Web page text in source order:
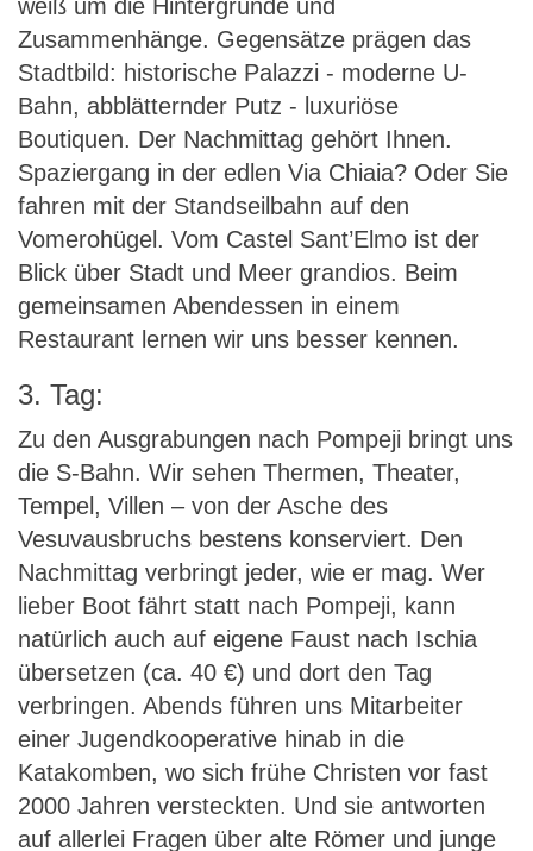
weiß um die Hintergründe und
Zusammenhänge. Gegensätze prägen das
Stadtbild: historische Palazzi - moderne U-
Bahn, abblätternder Putz - luxuriöse
Boutiquen. Der Nachmittag gehört Ihnen.
Spaziergang in der edlen Via Chiaia? Oder Sie
fahren mit der Standseilbahn auf den
Vomerohügel. Vom Castel Sant’Elmo ist der
Blick über Stadt und Meer grandios. Beim
gemeinsamen Abendessen in einem
Restaurant lernen wir uns besser kennen.
3. Tag:
Zu den Ausgrabungen nach Pompeji bringt uns
die S-Bahn. Wir sehen Thermen, Theater,
Tempel, Villen – von der Asche des
Vesuvausbruchs bestens konserviert. Den
Nachmittag verbringt jeder, wie er mag. Wer
lieber Boot fährt statt nach Pompeji, kann
natürlich auch auf eigene Faust nach Ischia
übersetzen (ca. 40 €) und dort den Tag
verbringen. Abends führen uns Mitarbeiter
einer Jugendkooperative hinab in die
Katakomben, wo sich frühe Christen vor fast
2000 Jahren versteckten. Und sie antworten
auf allerlei Fragen über alte Römer und junge